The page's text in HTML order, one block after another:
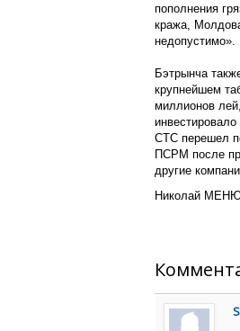
пополнения
кража,
недопустимо».
Бэтрынча
крупнейшем
миллионов
CTC перешел
ПСРМ после
другие
Николай